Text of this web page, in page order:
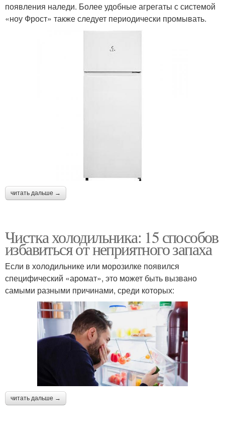
появления наледи. Более удобные агрегаты с системой
«ноу Фрост» также следует периодически промывать.
читать дальше →
Чистка холодильника: 15 способов
избавиться от неприятного запаха
Если в холодильнике или морозилке появился
специфический «аромат», это может быть вызвано
самыми разными причинами, среди которых:
читать дальше →